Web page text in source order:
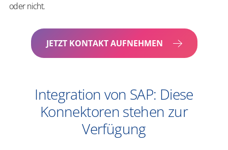
oder nicht.
JETZT KONTAKT AUFNEHMEN
Integration von SAP: Diese
Konnektoren stehen zur
Verfügung